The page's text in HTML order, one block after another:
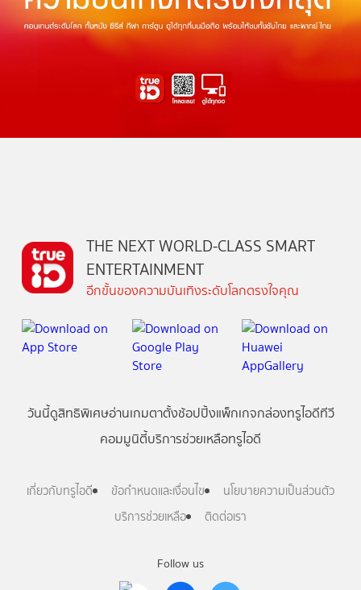
Follow us
THE NEXT WORLD-CLASS SMART
ENTERTAINMENT
อีกขั้นของความบันเทิงระดับโลกตรงใจคุณ
วันนี้ดูสิทธิพิเศษอ่านเกมตาตั้งช้อปปิ้งแพ็กเกจกล่องทรูไอดีทีวี
คอมมูนิตี้บริการช่วยเหลือทรูไอดี
เกี่ยวกับทรูไอดี ข้อกำหนดและเงื่อนไข
นโยบายความเป็นส่วนตัว
บริการช่วยเหลือ
ติดต่อเรา